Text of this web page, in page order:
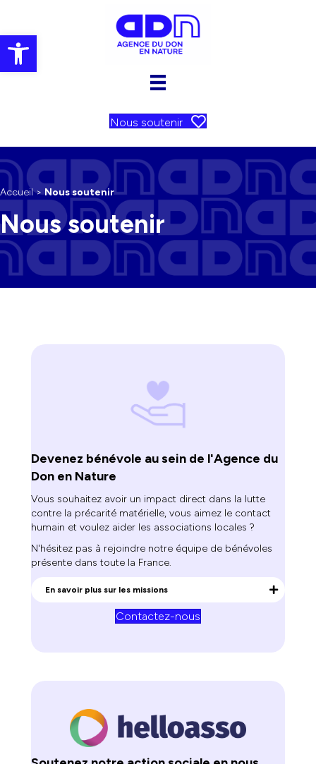
Ouvrir la barre d’outils
Nous soutenir
Accueil>Nous soutenir
Nous soutenir
Devenez bénévole au sein de l'Agence du
Don en Nature
Vous souhaitez avoir un impact direct dans la lutte
contre la précarité matérielle, vous aimez le contact
humain et voulez aider les associations locales ?
N'hésitez pas à rejoindre notre équipe de bénévoles
présente dans toute la France.
En savoir plus sur les missions
Contactez-nous